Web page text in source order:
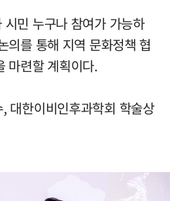
민 누구나 참여가 가능하
의를 통해 지역 문화정책 협
마련할 계획이다.
한이비인후과학회 학술상